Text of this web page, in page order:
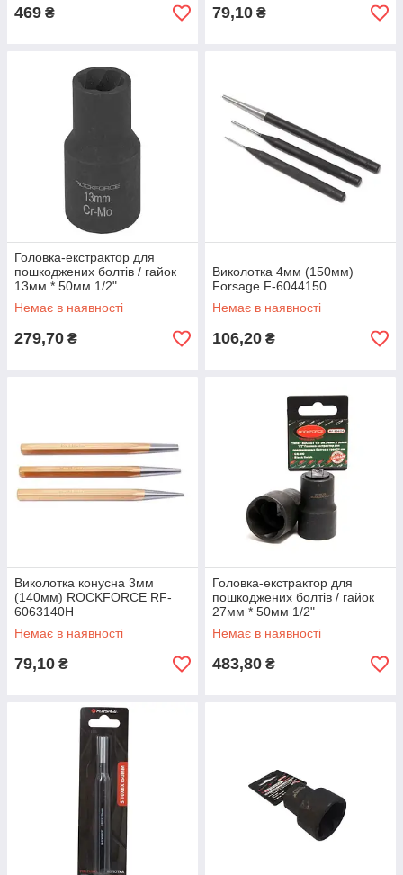
469 ₴ 79,10 ₴
Головка-екстрактор для
пошкоджених болтів / гайок
13мм * 50мм 1/2"
ROCKFORCE RF-90613
Немає в наявності
279,70 ₴
Виколотка 4мм (150мм)
Forsage F-6044150
Немає в наявності
106,20 ₴
Виколотка конусна 3мм
(140мм) ROCKFORCE RF-
6063140H
Немає в наявності
79,10 ₴
Головка-екстрактор для
пошкоджених болтів / гайок
27мм * 50мм 1/2"
ROCKFORCE RF-90627
Немає в наявності
483,80 ₴